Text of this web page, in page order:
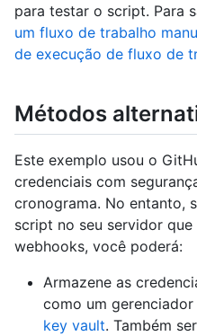
para testar o script. Para
um fluxo de trabalho
de execução de fluxo de
Métodos
Este exemplo usou o
credenciais com
cronograma. No entanto,
script no seu servidor
webhooks, você poderá:
Armazene as
como um
key vault. Também